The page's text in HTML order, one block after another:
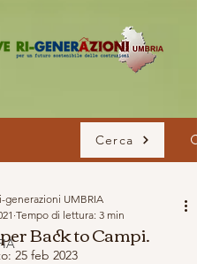
Back to Campi.
generazioni UMBRIA
Tempo di lettura: 3 min
25 feb 2023
Cerca